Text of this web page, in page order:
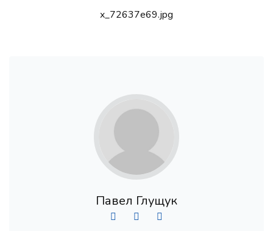
x_72637e69.jpg
Павел Глущук